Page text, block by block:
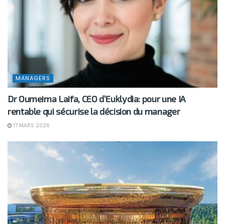
MANAGERS
Dr Oumeima Laifa, CEO d’Euklydia: pour une IA
rentable qui sécurise la décision du manager
17 MARS 2026